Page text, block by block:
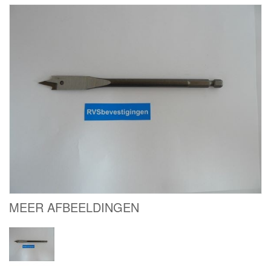
MEER AFBEELDINGEN